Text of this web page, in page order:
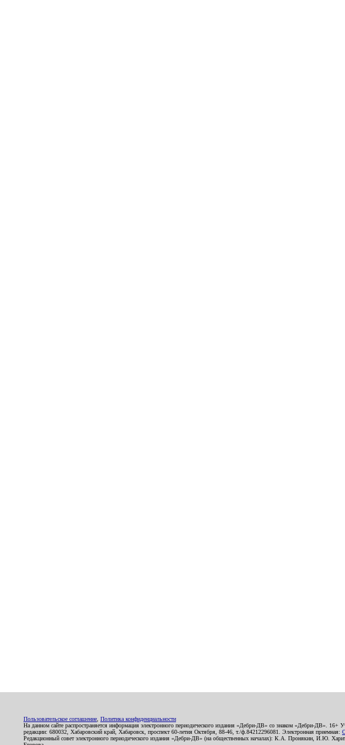
Пользовательское соглашение Политика конфиденциальности
На данном сайте распространяется информация электронного периодического издания «Дебри-ДВ» со знаком «Дебри-ДВ».
редакции: 680032, Хабаровский край, Хабаровск, проспект 60-летия Октября, 88-46, т./ф.84212296081. Электронная приемная:
Редакционный совет электронного периодического издания «Дебри-ДВ» (на общественных началах): К.А.